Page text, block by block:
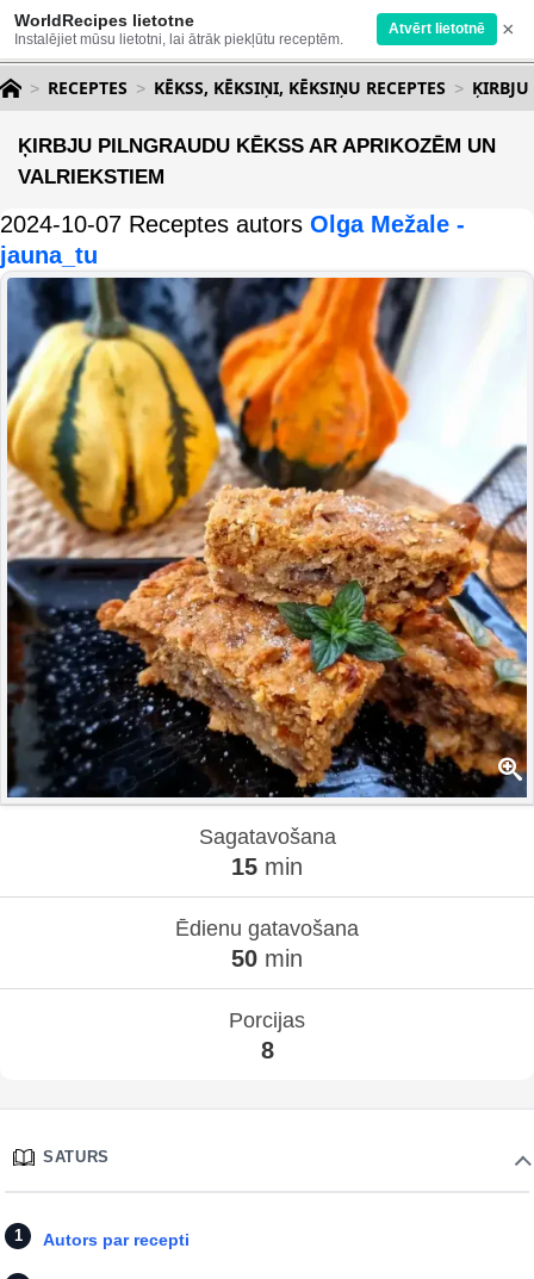
WorldRecipes lietotne
Instalējiet mūsu lietotni, lai ātrāk piekļūtu receptēm.
Atvērt lietotnē ×
RECEPTES KĒKSS, KĒKSIŅI, KĒKSIŅU RECEPTES
ĶIRBJU PILNGRAUDU KĒKSS AR APRIKOZĒM UN
VALRIEKSTIEM
2024-10-07 Receptes autors Olga Mežale -
jauna_tu
Sagatavošana
15 min
Ēdienu gatavošana
50 min
Porcijas
8
SATURS
Autors par recepti